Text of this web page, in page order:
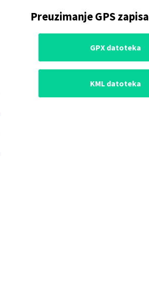
Preuzimanje GPS zapisa
GPX datoteka
KML datoteka